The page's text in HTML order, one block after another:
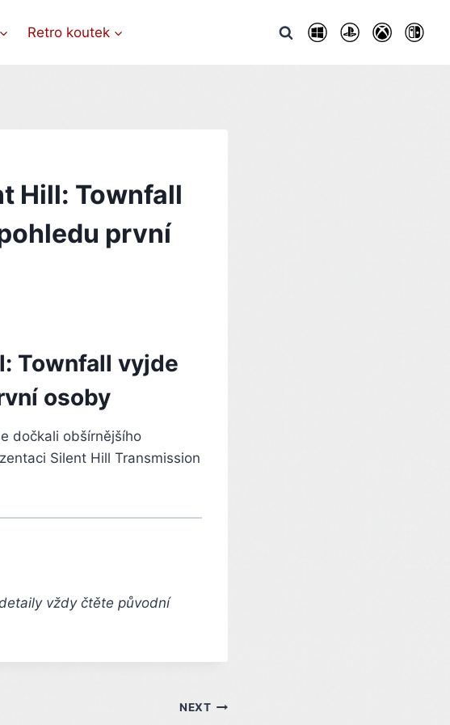
Retro koutek
Hill: Townfall
první
Townfall vyjde
osoby
dočkali obšírnějšího
Silent Hill Transmission
vždy čtěte původní
NEXT